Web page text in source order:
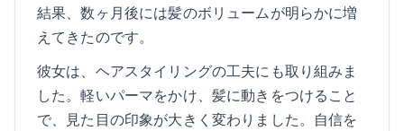
結果、数ヶ月後には髪のボリュームが明らかに増
えてきたのです。
彼女は、ヘアスタイリングの工夫にも取り組みま
した。軽いパーマをかけ、髪に動きをつけること
で、見た目の印象が大きく変わりました。自信を